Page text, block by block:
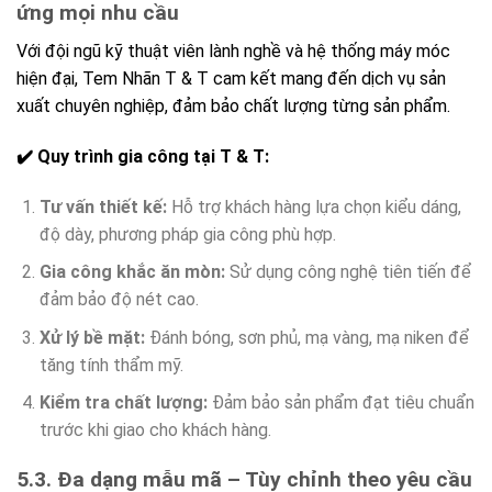
ứng mọi nhu cầu
Với đội ngũ kỹ thuật viên lành nghề và hệ thống máy móc
hiện đại, Tem Nhãn T & T cam kết mang đến dịch vụ sản
xuất chuyên nghiệp, đảm bảo chất lượng từng sản phẩm.
✔️ Quy trình gia công tại T & T:
Tư vấn thiết kế:Hỗ trợ khách hàng lựa chọn kiểu dáng,
độ dày, phương pháp gia công phù hợp.
Gia công khắc ăn mòn:Sử dụng công nghệ tiên tiến để
đảm bảo độ nét cao.
Xử lý bề mặt:Đánh bóng, sơn phủ, mạ vàng, mạ niken để
tăng tính thẩm mỹ.
Kiểm tra chất lượng:Đảm bảo sản phẩm đạt tiêu chuẩn
trước khi giao cho khách hàng.
5.3. Đa dạng mẫu mã – Tùy chỉnh theo yêu cầu